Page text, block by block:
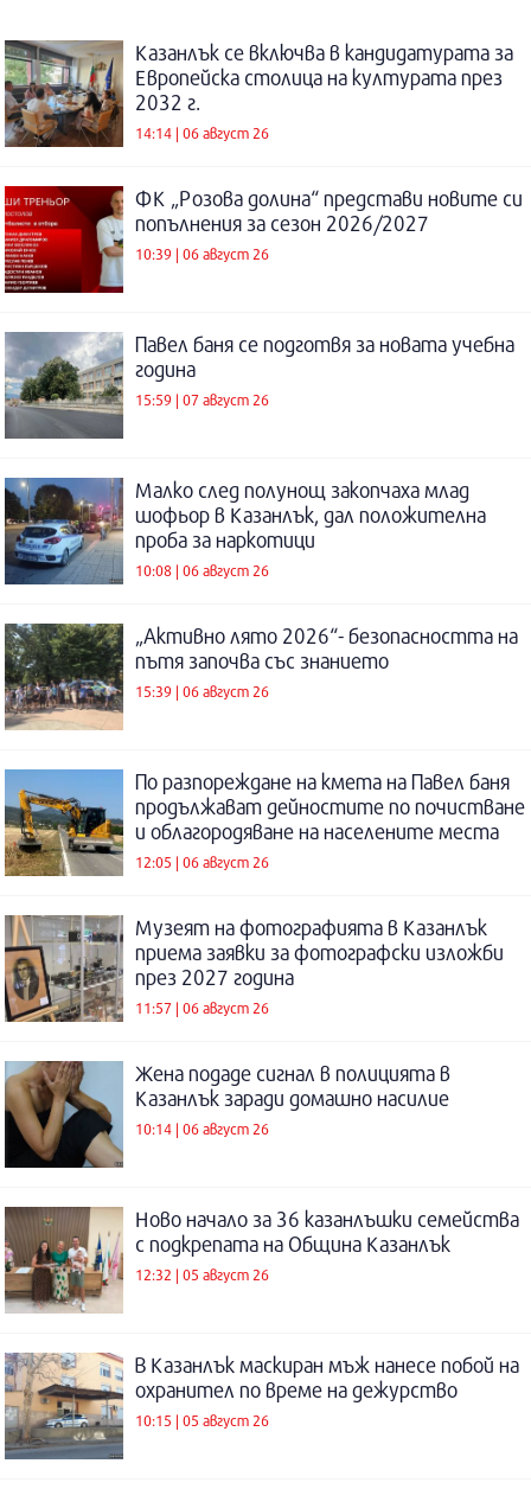
Казанлък се включва в кандидатурата за
Европейска столица на културата през
2032 г.
14:14 | 06 август 26
ФК „Розова долина“ представи новите си
попълнения за сезон 2026/2027
10:39 | 06 август 26
Павел баня се подготвя за новата учебна
година
15:59 | 07 август 26
Малко след полунощ закопчаха млад
шофьор в Казанлък, дал положителна
проба за наркотици
10:08 | 06 август 26
„Активно лято 2026“- безопасността на
пътя започва със знанието
15:39 | 06 август 26
По разпореждане на кмета на Павел баня
продължават дейностите по почистване
и облагородяване на населените места
12:05 | 06 август 26
Музеят на фотографията в Казанлък
приема заявки за фотографски изложби
през 2027 година
11:57 | 06 август 26
Жена подаде сигнал в полицията в
Казанлък заради домашно насилие
10:14 | 06 август 26
Ново начало за 36 казанлъшки семейства
с подкрепата на Община Казанлък
12:32 | 05 август 26
В Казанлък маскиран мъж нанесе побой на
охранител по време на дежурство
10:15 | 05 август 26